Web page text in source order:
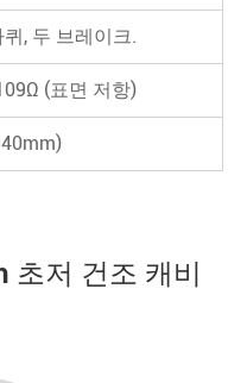
, 두 브레이크.
(표면 저항)
초저 건조 캐비